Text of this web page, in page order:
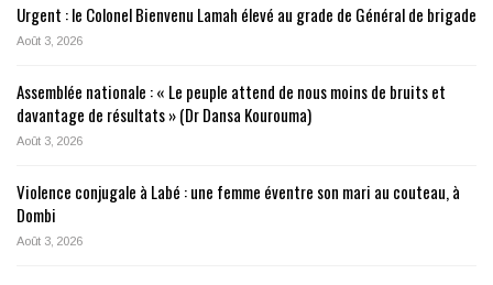
Urgent : le Colonel Bienvenu Lamah élevé au grade de Général de brigade
Août 3, 2026
Assemblée nationale : « Le peuple attend de nous moins de bruits et
davantage de résultats » (Dr Dansa Kourouma)
Août 3, 2026
Violence conjugale à Labé : une femme éventre son mari au couteau, à
Dombi
Août 3, 2026